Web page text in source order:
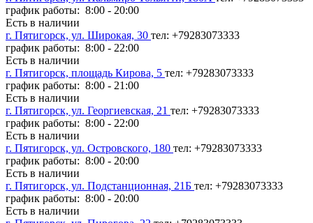
график работы: 8:00 - 20:00
Есть в наличии
г. Пятигорск, ул. Широкая, 30 тел: +79283073333
график работы: 8:00 - 22:00
Есть в наличии
г. Пятигорск, площадь Кирова, 5 тел: +79283073333
график работы: 8:00 - 21:00
Есть в наличии
г. Пятигорск, ул. Георгиевская, 21 тел: +79283073333
график работы: 8:00 - 22:00
Есть в наличии
г. Пятигорск, ул. Островского, 180 тел: +79283073333
график работы: 8:00 - 20:00
Есть в наличии
г. Пятигорск, ул. Подстанционная, 21Б тел: +79283073333
график работы: 8:00 - 20:00
Есть в наличии